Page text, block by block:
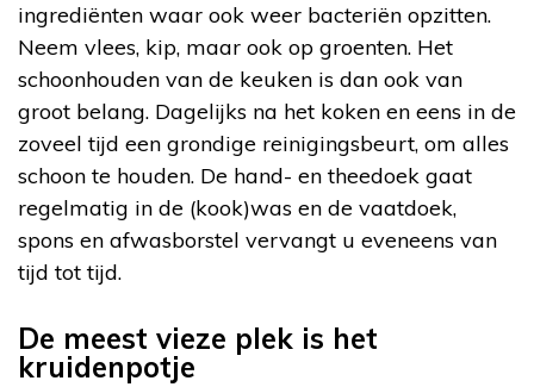
ingrediënten waar ook weer bacteriën opzitten.
Neem vlees, kip, maar ook op groenten. Het
schoonhouden van de keuken is dan ook van
groot belang. Dagelijks na het koken en eens in de
zoveel tijd een grondige reinigingsbeurt, om alles
schoon te houden. De hand- en theedoek gaat
regelmatig in de (kook)was en de vaatdoek,
spons en afwasborstel vervangt u eveneens van
tijd tot tijd.
De meest vieze plek is het
kruidenpotje